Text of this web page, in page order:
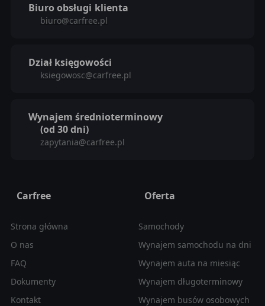
Biuro obsługi klienta
biuro@carfree.pl
Dział księgowości
ksiegowosc@carfree.pl
Wynajem średnioterminowy
(od 30 dni)
zapytania@carfree.pl
Carfree
Strona główna
O nas
FAQ
Dokumenty
Kontakt
Oferta
Samochody
Wynajem samochodu na dni
Wynajem auta na miesiąc
Wynajem długoterminowy
Wynajem busów osobowych